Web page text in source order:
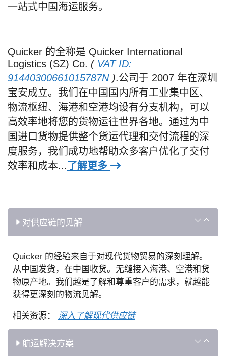
一站式中国海运服务。
Quicker 的全称是 Quicker International
Logistics (SZ) Co. ( VAT ID:
91440300661015787N).公司于 2007 年在深圳
宝安成立。我们在中国国内所有工业集中区、
物流枢纽、海港和空港均设有分支机构，可以
高效率地将您的货物运往世界各地。通过为中
国进口货物提供整个货运代理和交付流程的深
度服务，我们成功地帮助众多客户优化了交付
效率和成本...了解更多
对供应链的见解
Quicker 的经验来自于对现代货物贸易的深刻理解。
从中国发货，在中国收货。无缝接入海港、空港和货
物原产地。我们越是了解和尊重客户的需求，就越能
获得更深刻的物流见解。
相关资源： 深入了解现代供应链
航运解决方案